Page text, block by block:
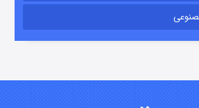
۲ (دوبله) منتشر شد